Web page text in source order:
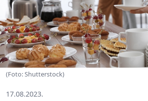
(Foto: Shutterstock)
17.08.2023.